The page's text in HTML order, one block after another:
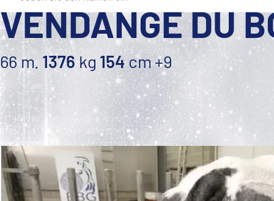
VENDANGE DU
66 m. 1376kg 154cm+9